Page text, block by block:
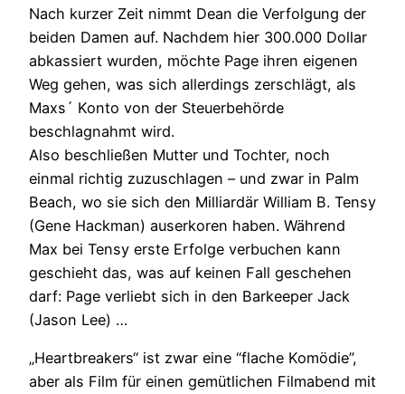
Nach kurzer Zeit nimmt Dean die Verfolgung der
beiden Damen auf. Nachdem hier 300.000 Dollar
abkassiert wurden, möchte Page ihren eigenen
Weg gehen, was sich allerdings zerschlägt, als
Maxs´ Konto von der Steuerbehörde
beschlagnahmt wird.
Also beschließen Mutter und Tochter, noch
einmal richtig zuzuschlagen – und zwar in Palm
Beach, wo sie sich den Milliardär William B. Tensy
(Gene Hackman) auserkoren haben. Während
Max bei Tensy erste Erfolge verbuchen kann
geschieht das, was auf keinen Fall geschehen
darf: Page verliebt sich in den Barkeeper Jack
(Jason Lee) …
„Heartbreakers“ ist zwar eine “flache Komödie”,
aber als Film für einen gemütlichen Filmabend mit